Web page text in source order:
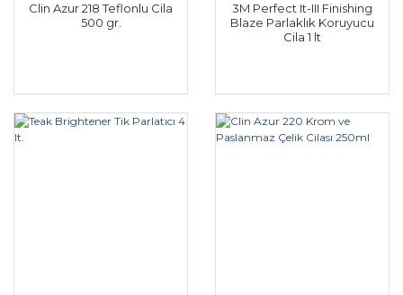
Clin Azur 218 Teflonlu Cila
500 gr.
3M Perfect It-III Finishing
Blaze Parlaklık Koruyucu
Cila 1 lt